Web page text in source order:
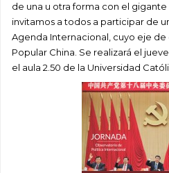
de una u otra forma con el gigante
invitamos a todos a participar de
Agenda Internacional, cuyo eje de
Popular China. Se realizará el
el aula 2.50 de la Universidad